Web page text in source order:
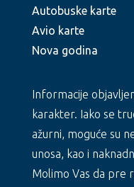
Autobuske karte
Avio karte
Nova godina
Informacije
karakter. Iako se
ažurni, moguće su
unosa, kao i
Molimo Vas da pre